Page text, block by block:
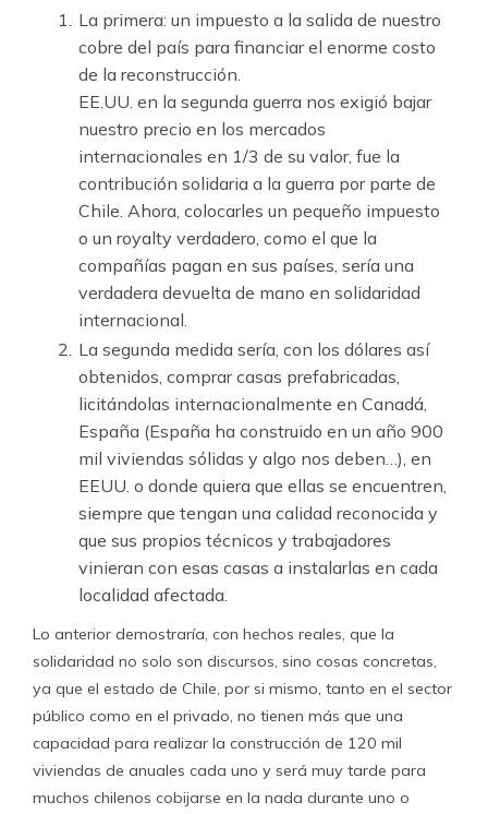
La primera: un impuesto a la salida de nuestro
cobre del país para financiar el enorme costo
de la reconstrucción.
EE.UU. en la segunda guerra nos exigió bajar
nuestro precio en los mercados
internacionales en 1/3 de su valor, fue la
contribución solidaria a la guerra por parte de
Chile. Ahora, colocarles un pequeño impuesto
o un royalty verdadero, como el que la
compañías pagan en sus países, sería una
verdadera devuelta de mano en solidaridad
internacional.
La segunda medida sería, con los dólares así
obtenidos, comprar casas prefabricadas,
licitándolas internacionalmente en Canadá,
España (España ha construido en un año 900
mil viviendas sólidas y algo nos deben…), en
EEUU. o donde quiera que ellas se encuentren,
siempre que tengan una calidad reconocida y
que sus propios técnicos y trabajadores
vinieran con esas casas a instalarlas en cada
localidad afectada.
Lo anterior demostraría, con hechos reales, que la
solidaridad no solo son discursos, sino cosas concretas,
ya que el estado de Chile, por si mismo, tanto en el sector
público como en el privado, no tienen más que una
capacidad para realizar la construcción de 120 mil
viviendas de anuales cada uno y será muy tarde para
muchos chilenos cobijarse en la nada durante uno o